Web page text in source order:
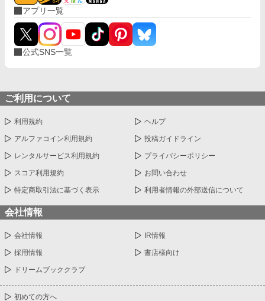
アプリ一覧
公式SNS一覧
ご利用について
利用規約 ヘルプ
アルファコイン利用規約 投稿ガイドライン
レンタルサービス利用規約 プライバシーポリシー
スコア利用規約 お問い合わせ
特定商取引法に基づく表示 利用者情報の外部送信について
会社情報
会社情報 IR情報
採用情報 書店様向け
ドリームブッククラブ
初めての方へ